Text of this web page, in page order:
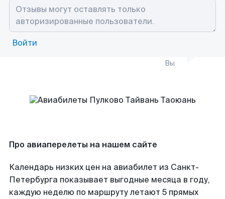
Войти
Вы
Про авиаперелеты на нашем сайте
Календарь низких цен на авиабилет из Санкт-
Петербурга показывает выгодные месяца в году,
каждую неделю по маршруту летают 5 прямых